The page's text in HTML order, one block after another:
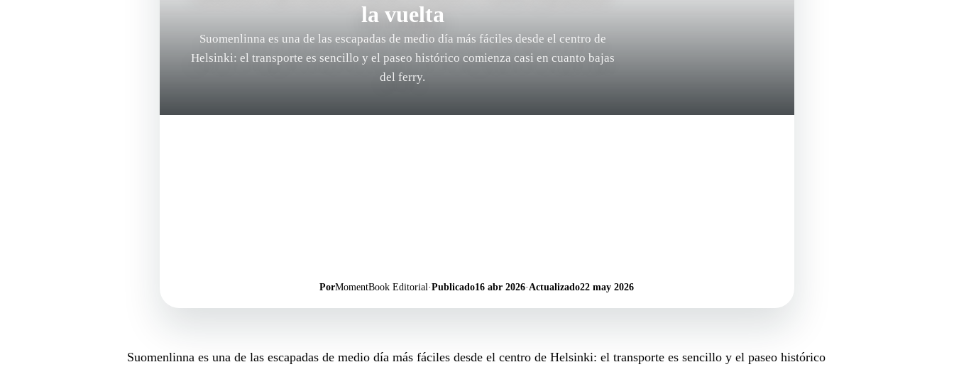
la vuelta
Suomenlinna es una de las escapadas de medio día más fáciles desde el centro de
Helsinki: el transporte es sencillo y el paseo histórico comienza casi en cuanto bajas
del ferry.
PorMomentBook Editorial·Publicado16 abr 2026·Actualizado22 may 2026
Suomenlinna es una de las escapadas de medio día más fáciles desde el centro de Helsinki: el transporte es sencillo y el paseo histórico